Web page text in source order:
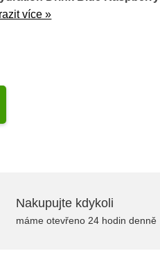
více »
Nakupujte kdykoli
máme otevřeno 24 hodin denně